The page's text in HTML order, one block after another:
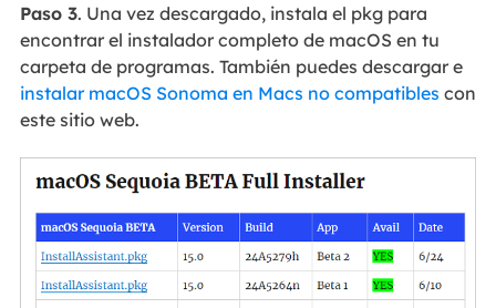
Paso 3. Una vez descargado, instala el pkg para
encontrar el instalador completo de macOS en tu
carpeta de programas. También puedes descargar e
instalar macOS Sonoma en Macs no compatibles con
este sitio web.